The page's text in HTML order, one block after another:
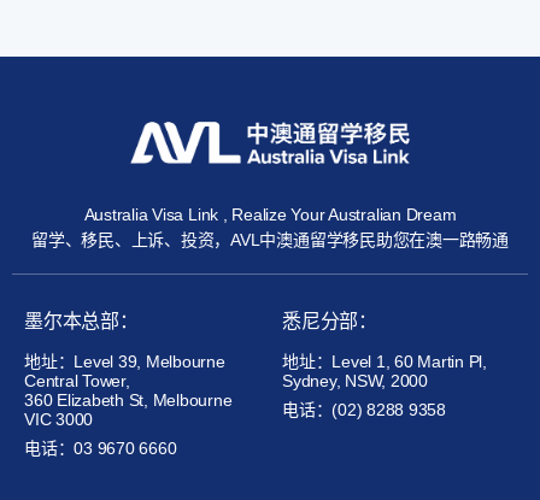
Australia Visa Link , Realize Your Australian Dream
留学、移民、上诉、投资，AVL中澳通留学移民助您在澳一路畅通
墨尔本总部：
地址：Level 39, Melbourne
Central Tower,
360 Elizabeth St, Melbourne
VIC 3000
电话：03 9670 6660
悉尼分部：
地址：Level 1, 60 Martin Pl,
Sydney, NSW, 2000
电话：(02) 8288 9358